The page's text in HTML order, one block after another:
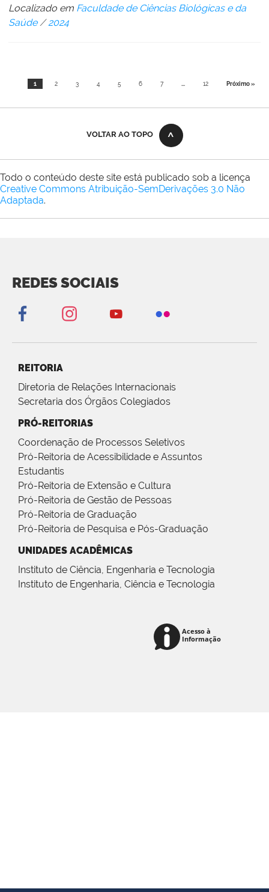
Localizado em Faculdade de Ciências Biológicas e da
Saúde /2024
1 2 3 4 5 6 7 ... 12 Próximo »
VOLTAR AO TOPO
Todo o conteúdo deste site está publicado sob a licença
Creative Commons Atribuição-SemDerivações 3.0 Não
Adaptada.
REDES SOCIAIS
REITORIA
Diretoria de Relações Internacionais
Secretaria dos Órgãos Colegiados
PRÓ-REITORIAS
Coordenação de Processos Seletivos
Pró-Reitoria de Acessibilidade e Assuntos
Estudantis
Pró-Reitoria de Extensão e Cultura
Pró-Reitoria de Gestão de Pessoas
Pró-Reitoria de Graduação
Pró-Reitoria de Pesquisa e Pós-Graduação
UNIDADES ACADÊMICAS
Instituto de Ciência, Engenharia e Tecnologia
Instituto de Engenharia, Ciência e Tecnologia